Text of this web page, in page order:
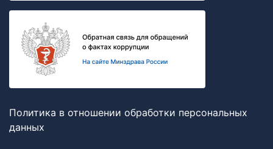
Политика в отношении обработки персональных
данных